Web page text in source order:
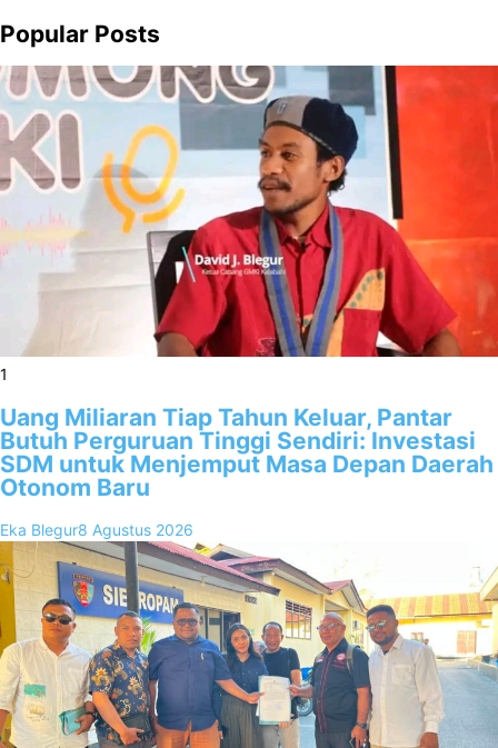
Popular Posts
1
Uang Miliaran Tiap Tahun Keluar, Pantar
Butuh Perguruan Tinggi Sendiri: Investasi
SDM untuk Menjemput Masa Depan Daerah
Otonom Baru
Eka Blegur8 Agustus 2026